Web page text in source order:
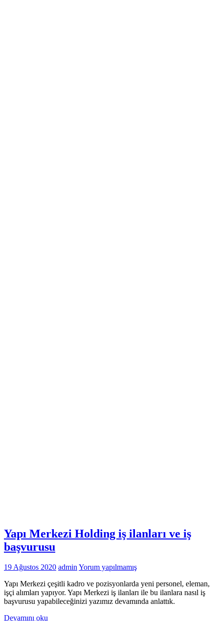
Yapı Merkezi Holding iş ilanları ve iş
başvurusu
19 Ağustos 2020 adminYorum yapılmamış
Yapı Merkezi çeşitli kadro ve pozisyonlarda yeni personel, eleman,
işçi alımları yapıyor. Yapı Merkezi iş ilanları ile bu ilanlara nasıl iş
başvurusu yapabileceğinizi yazımız devamında anlattık.
Devamını oku